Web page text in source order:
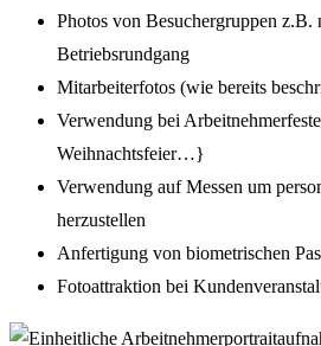
Photos von Besuchergruppen z.B.
Betriebsrundgang
Mitarbeiterfotos (wie bereits
Verwendung bei
Weihnachtsfeier…}
Verwendung auf Messen um
herzustellen
Anfertigung von biometrischen
Fotoattraktion bei